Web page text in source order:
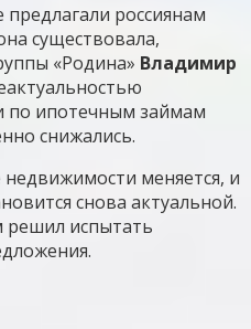
россиянам
существовала,
«Родина» Владимир
по ипотечным займам
снижались.
меняется, и
снова актуальной.
решил испытать